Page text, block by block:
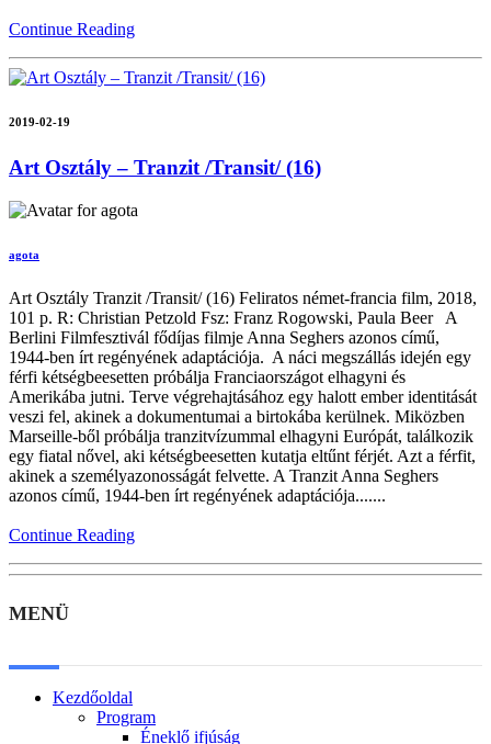
Continue Reading
2019-02-19
Art Osztály – Tranzit /Transit/ (16)
agota
Art Osztály Tranzit /Transit/ (16) Feliratos német-francia film, 2018,
101 p. R: Christian Petzold Fsz: Franz Rogowski, Paula Beer A
Berlini Filmfesztivál fődíjas filmje Anna Seghers azonos című,
1944-ben írt regényének adaptációja. A náci megszállás idején egy
férfi kétségbeesetten próbálja Franciaországot elhagyni és
Amerikába jutni. Terve végrehajtásához egy halott ember identitását
veszi fel, akinek a dokumentumai a birtokába kerülnek. Miközben
Marseille-ből próbálja tranzitvízummal elhagyni Európát, találkozik
egy fiatal nővel, aki kétségbeesetten kutatja eltűnt férjét. Azt a férfit,
akinek a személyazonosságát felvette. A Tranzit Anna Seghers
azonos című, 1944-ben írt regényének adaptációja.......
Continue Reading
MENÜ
Kezdőoldal
Program
Éneklő ifjúság